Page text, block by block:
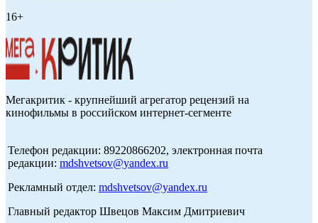
16+
Мегакритик - крупнейший агрегатор рецензий на
кинофильмы в российском интернет-сегменте
Телефон редакции: 89220866202, электронная почта
редакции: mdshvetsov@yandex.ru
Рекламный отдел: mdshvetsov@yandex.ru
Главный редактор Швецов Максим Дмитриевич